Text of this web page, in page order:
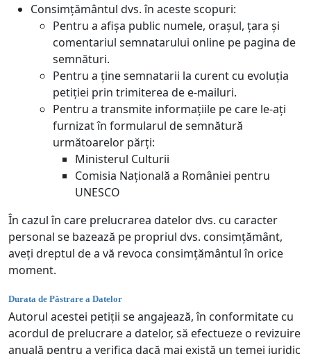
Consimțământul dvs. în aceste scopuri:
Pentru a afișa public numele, orașul, țara și
comentariul semnatarului online pe pagina de
semnături.
Pentru a ține semnatarii la curent cu evoluția
petiției prin trimiterea de e-mailuri.
Pentru a transmite informațiile pe care le-ați
furnizat în formularul de semnătură
următoarelor părți:
Ministerul Culturii
Comisia Națională a României pentru
UNESCO
În cazul în care prelucrarea datelor dvs. cu caracter
personal se bazează pe propriul dvs. consimțământ,
aveți dreptul de a vă revoca consimțământul în orice
moment.
Durata de Păstrare a Datelor
Autorul acestei petiții se angajează, în conformitate cu
acordul de prelucrare a datelor, să efectueze o revizuire
anuală pentru a verifica dacă mai există un temei juridic